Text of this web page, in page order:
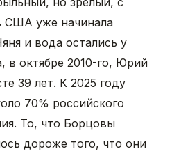
США уже начинала
и вода остались у
в октябре 2010-го, Юрий
39 лет. К 2025 году
70% российского
То, что Борцовы
дороже того, что они